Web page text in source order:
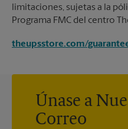
limitaciones, sujetas a la
Programa FMC del centro
theupsstore.com/
Únase a
Correo